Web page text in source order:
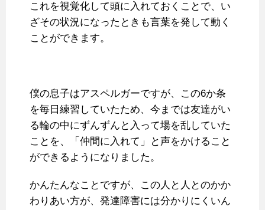
これを視覚化して頭に入れておくことで、い
ざその状況になったときも言葉を発して動く
ことができます。
僕の息子はアスペルガーですが、この6か条
を毎日練習していたため、今までは友達がい
る輪の中にずんずんと入って場を乱していた
ことを、「仲間に入れて」と声をかけること
ができるようになりました。
かんたんなことですが、この人と人とのかか
わりあい方が、発達障害には分かりにくいん